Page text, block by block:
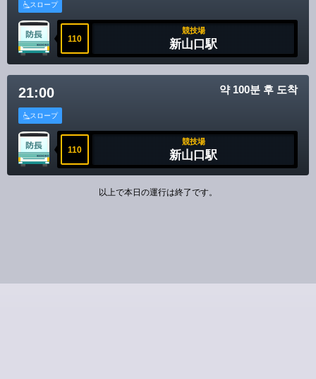
면책 사항
スロープ
110
競技場
新山口駅
21:00 약 100분 후 도착
スロープ
110
競技場
新山口駅
以上で本日の運行は終了です。